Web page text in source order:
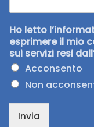
Ho letto
esprimere il mio
sui servizi resi
Acconsento
Non
Invia